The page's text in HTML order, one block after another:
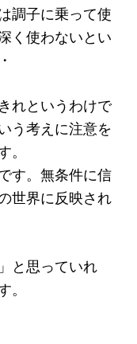
調子に乗って使
く使わないとい
れというわけで
う考えに注意を
。
す。無条件に信
世界に反映され
と思っていれ
。